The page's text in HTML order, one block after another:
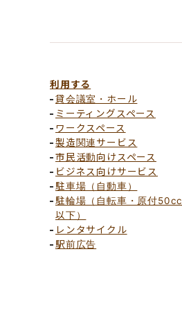
利用する
貸会議室・ホール
ミーティングスペース
ワークスペース
製造関連サービス
市民活動向けスペース
ビジネス向けサービス
駐車場（自動車）
駐輪場（自転車・原付50cc
以下）
レンタサイクル
駅前広告